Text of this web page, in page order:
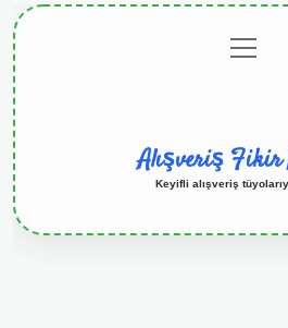
menüyü
aç
Alışveriş Fikir
Keyifli alışveriş